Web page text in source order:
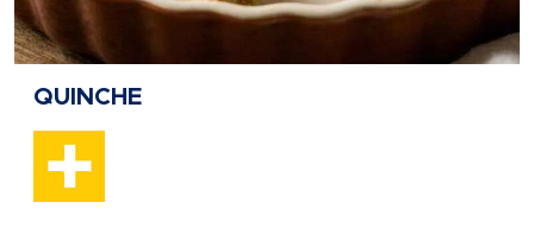
QUINCHE